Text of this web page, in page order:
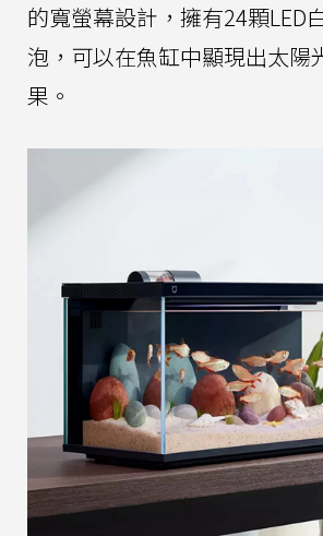
的寬螢幕設計，擁有24顆LED
泡，可以在魚缸中顯現出太陽
果。